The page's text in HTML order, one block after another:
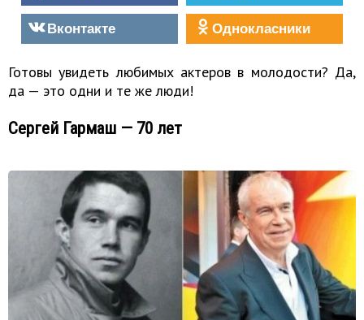
Вконтакте
Однокласники
Готовы увидеть любимых актеров в молодости? Да,
да — это одни и те же люди!
Сергей Гармаш — 70 лет